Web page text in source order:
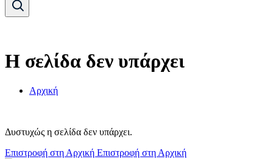
Η σελίδα δεν υπάρχει
Αρχική
Δυστυχώς η σελίδα δεν υπάρχει.
Επιστροφή στη Αρχική Επιστροφή στη Αρχική